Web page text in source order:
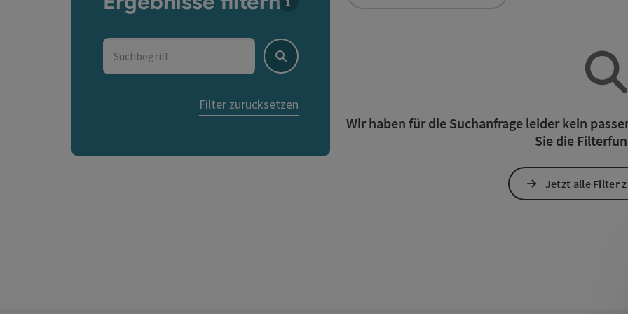
Suchbegriff
Suchen
Filter zurücksetzen
Wir haben für die Suchanfrage leider kein
Sie die
Jetzt alle Filter